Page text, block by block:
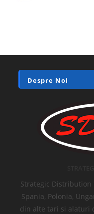
Despre Noi
Strategic
Spania, Polonia,
din alte tari si alaturi